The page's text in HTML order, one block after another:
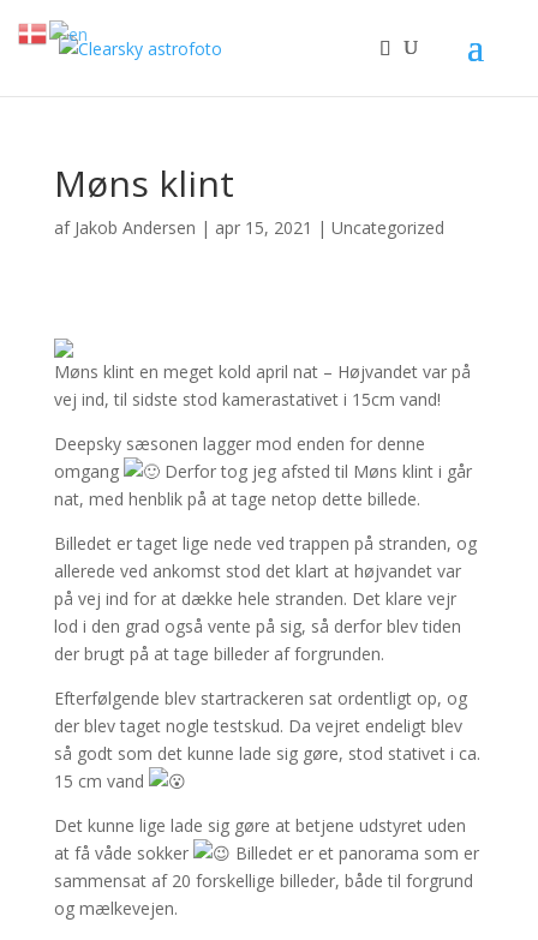
Møns klint
af Jakob Andersen | apr 15, 2021 | Uncategorized
Møns klint en meget kold april nat – Højvandet var på
vej ind, til sidste stod kamerastativet i 15cm vand!
Deepsky sæsonen lagger mod enden for denne
omgang
Derfor tog jeg afsted til Møns klint i går
nat, med henblik på at tage netop dette billede.
Billedet er taget lige nede ved trappen på stranden, og
allerede ved ankomst stod det klart at højvandet var
på vej ind for at dække hele stranden. Det klare vejr
lod i den grad også vente på sig, så derfor blev tiden
der brugt på at tage billeder af forgrunden.
Efterfølgende blev startrackeren sat ordentligt op, og
der blev taget nogle testskud. Da vejret endeligt blev
så godt som det kunne lade sig gøre, stod stativet i ca.
15 cm vand
Det kunne lige lade sig gøre at betjene udstyret uden
at få våde sokker
Billedet er et panorama som er
sammensat af 20 forskellige billeder, både til forgrund
og mælkevejen.